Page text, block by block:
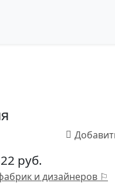
руб.
и дизайнеров ⚐